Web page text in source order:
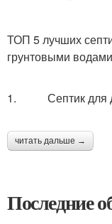
ТОП 5 лучших
грунтовыми
1. Септик для
читать дальше →
Последние